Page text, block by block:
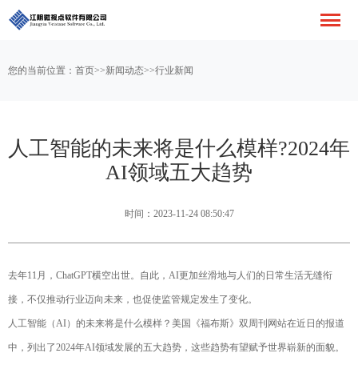
您的当前位置： 首页>>新闻动态>>行业新闻
人工智能的未来将是什么模样?2024年
AI领域五大趋势
时间：2023-11-24 08:50:47
去年11月，ChatGPT横空出世。自此，AI更加丝滑地与人们的日常生活无缝衔
接，不仅推动行业迈向未来，也促使监管规定发生了变化。
人工智能（AI）的未来将是什么模样？美国《福布斯》双周刊网站在近日的报道
中，列出了2024年AI领域发展的五大趋势，这些趋势有望赋予世界崭新的面貌。